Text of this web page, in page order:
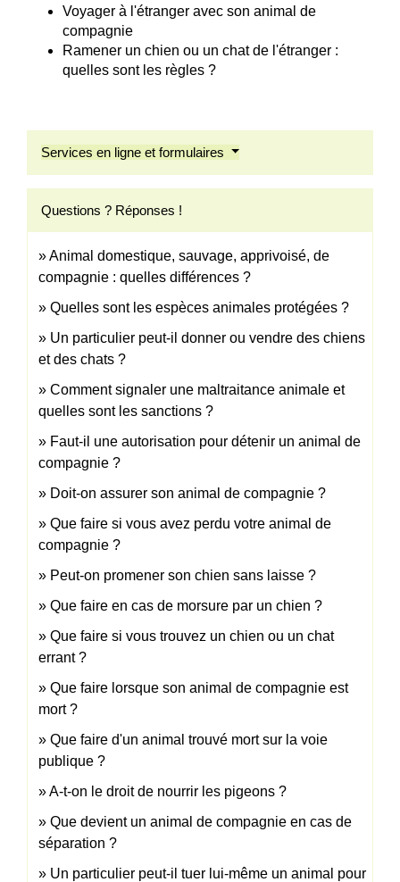
Voyager à l'étranger avec son animal de
compagnie
Ramener un chien ou un chat de l'étranger :
quelles sont les règles ?
Services en ligne et formulaires
Questions ? Réponses !
Animal domestique, sauvage, apprivoisé, de
compagnie : quelles différences ?
Quelles sont les espèces animales protégées ?
Un particulier peut-il donner ou vendre des chiens
et des chats ?
Comment signaler une maltraitance animale et
quelles sont les sanctions ?
Faut-il une autorisation pour détenir un animal de
compagnie ?
Doit-on assurer son animal de compagnie ?
Que faire si vous avez perdu votre animal de
compagnie ?
Peut-on promener son chien sans laisse ?
Que faire en cas de morsure par un chien ?
Que faire si vous trouvez un chien ou un chat
errant ?
Que faire lorsque son animal de compagnie est
mort ?
Que faire d'un animal trouvé mort sur la voie
publique ?
A-t-on le droit de nourrir les pigeons ?
Que devient un animal de compagnie en cas de
séparation ?
Un particulier peut-il tuer lui-même un animal pour